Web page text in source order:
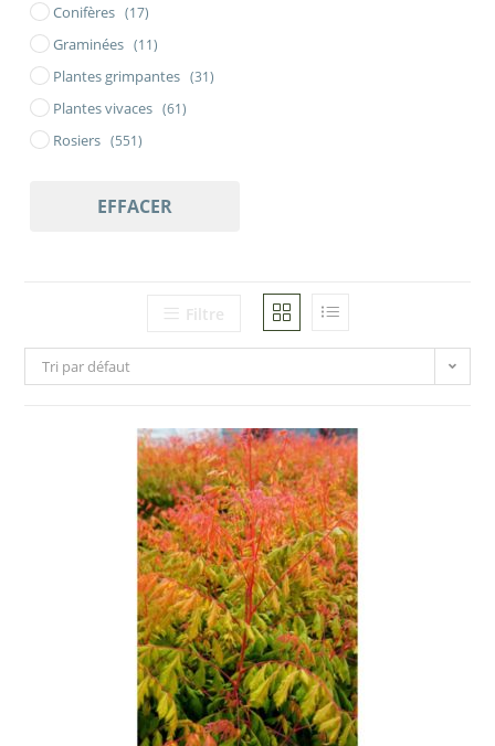
Conifères (17)
Graminées (11)
Plantes grimpantes (31)
Plantes vivaces (61)
Rosiers (551)
EFFACER
Filtre
Tri par défaut